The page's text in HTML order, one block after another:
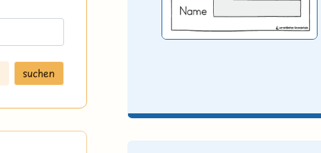
suchen